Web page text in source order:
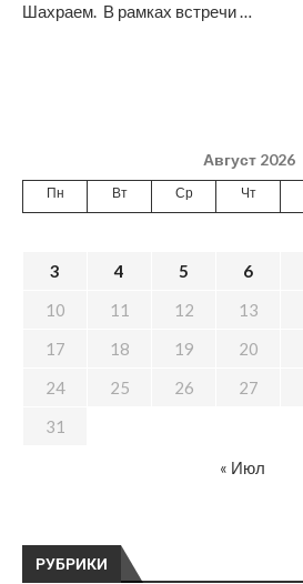
Шахраем. В рамках встречи …
РУБРИКИ
Август 2026
Пн Вт Ср Чт
3
4 5 6
10
11 12 13
17
18 19 20
24
25 26 27
31
« Июл